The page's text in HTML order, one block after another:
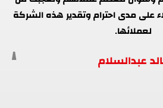
على مدى احترام وتقدير هذه الشركة
لعملائها.
عبدالسلام